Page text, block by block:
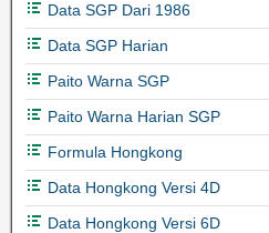
Data SGP Dari 1986
Data SGP Harian
Paito Warna SGP
Paito Warna Harian SGP
Formula Hongkong
Data Hongkong Versi 4D
Data Hongkong Versi 6D